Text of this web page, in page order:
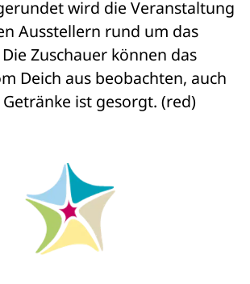
wird die Veranstaltung
Ausstellern rund um das
Zuschauer können das
Deich aus beobachten, auch
ist gesorgt. (red)